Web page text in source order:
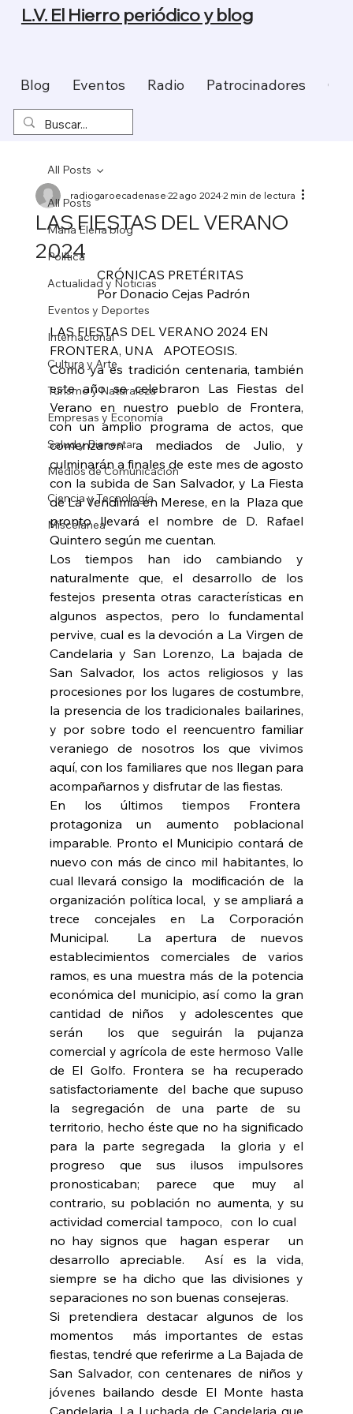
Blog Eventos Radio Patrocinadores
L.V. El Hierro periódico y blog
All Posts
Maria Elena blog
Política
Actualidad y Noticias
Eventos y Deportes
Internacional
Cultura y Arte
Turismo y Naturaleza
Empresas y Economía
Salud y Bienestar
Medios de Comunicación
Ciencia y Tecnología
Miscelánea
All Posts
LAS FIESTAS DEL VERANO
2024
radiogaroecadenase22 ago 20242 min de lectura
CRÓNICAS PRETÉRITAS
Por Donacio Cejas Padrón
LAS FIESTAS DEL VERANO 2024 EN
FRONTERA, UNA   APOTEOSIS.
Como ya es tradición centenaria, también
este año se celebraron Las Fiestas del
Verano en nuestro pueblo de Frontera,
con un amplio programa de actos, que
comenzaron a mediados de Julio, y
culminarán a finales de este mes de agosto
con la subida de San Salvador, y La Fiesta
de La Vendimia en Merese, en la  Plaza que
pronto llevará el nombre de D. Rafael
Quintero según me cuentan.
Los tiempos han ido cambiando y
naturalmente que, el desarrollo de los
festejos presenta otras características en
algunos aspectos, pero lo fundamental
pervive, cual es la devoción a La Virgen de
Candelaria y San Lorenzo, La bajada de
San Salvador, los actos religiosos y las
procesiones por los lugares de costumbre,
la presencia de los tradicionales bailarines,
y por sobre todo el reencuentro familiar
veraniego de nosotros los que vivimos
aquí, con los familiares que nos llegan para
acompañarnos y disfrutar de las fiestas.
En los últimos tiempos Frontera
protagoniza un aumento poblacional
imparable. Pronto el Municipio contará de
nuevo con más de cinco mil habitantes, lo
cual llevará consigo la  modificación de  la
organización política local,  y se ampliará a
trece concejales en La Corporación
Municipal.  La apertura de nuevos
establecimientos comerciales de varios
ramos, es una muestra más de la potencia
económica del municipio, así como la gran
cantidad de niños  y adolescentes que
serán  los que seguirán la pujanza
comercial y agrícola de este hermoso Valle
de El Golfo. Frontera se ha recuperado
satisfactoriamente  del bache que supuso
la segregación de una parte de su
territorio, hecho éste que no ha significado
para la parte segregada  la gloria y el
progreso que sus ilusos impulsores
pronosticaban; parece que muy al
contrario, su población no aumenta, y su
actividad comercial tampoco,  con lo cual
no hay signos que  hagan esperar   un
desarrollo apreciable.  Así es la vida,
siempre se ha dicho que las divisiones y
separaciones no son buenas consejeras.
Si pretendiera destacar algunos de los
momentos  más importantes de estas
fiestas, tendré que referirme a La Bajada de
San Salvador, con centenares de niños y
jóvenes bailando desde El Monte hasta
Candelaria, La Luchada de Candelaria que